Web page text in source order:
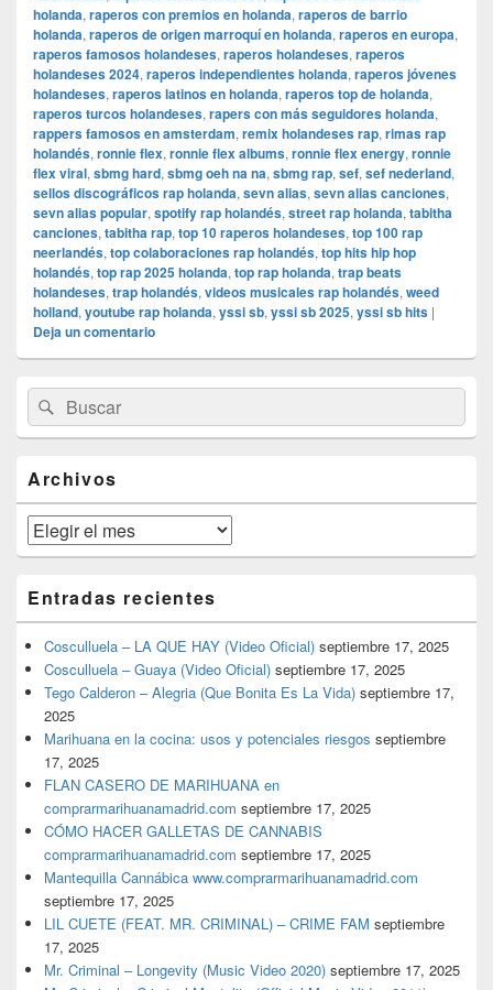
holanda, raperos con premios en holanda, raperos de barrio
holanda, raperos de origen marroquí en holanda, raperos en europa,
raperos famosos holandeses, raperos holandeses, raperos
holandeses 2024, raperos independientes holanda, raperos jóvenes
holandeses, raperos latinos en holanda, raperos top de holanda,
raperos turcos holandeses, rapers con más seguidores holanda,
rappers famosos en amsterdam, remix holandeses rap, rimas rap
holandés, ronnie flex, ronnie flex albums, ronnie flex energy, ronnie
flex viral, sbmg hard, sbmg oeh na na, sbmg rap, sef, sef nederland,
sellos discográficos rap holanda, sevn alias, sevn alias canciones,
sevn alias popular, spotify rap holandés, street rap holanda, tabitha
canciones, tabitha rap, top 10 raperos holandeses, top 100 rap
neerlandés, top colaboraciones rap holandés, top hits hip hop
holandés, top rap 2025 holanda, top rap holanda, trap beats
holandeses, trap holandés, videos musicales rap holandés, weed
holland, youtube rap holanda, yssi sb, yssi sb 2025, yssi sb hits |
Deja un comentario
área
de
widget
lateral
primaria
Buscar
por:
Buscar
Archivos
Archivos
Entradas recientes
Cosculluela – LA QUE HAY (Video Oficial) septiembre 17, 2025
Cosculluela – Guaya (Video Oficial) septiembre 17, 2025
Tego Calderon – Alegria (Que Bonita Es La Vida) septiembre 17,
2025
Marihuana en la cocina: usos y potenciales riesgos septiembre
17, 2025
FLAN CASERO DE MARIHUANA en
comprarmarihuanamadrid.com septiembre 17, 2025
CÓMO HACER GALLETAS DE CANNABIS
comprarmarihuanamadrid.com septiembre 17, 2025
Mantequilla Cannábica www.comprarmarihuanamadrid.com
septiembre 17, 2025
LIL CUETE (FEAT. MR. CRIMINAL) – CRIME FAM septiembre
17, 2025
Mr. Criminal – Longevity (Music Video 2020) septiembre 17, 2025